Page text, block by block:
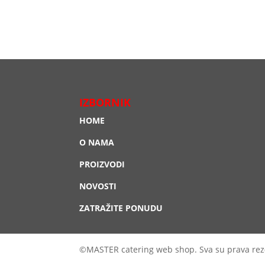
IZBORNIK
HOME
O NAMA
PROIZVODI
NOVOSTI
ZATRAŽITE PONUDU
©MASTER catering web shop. Sva su prava